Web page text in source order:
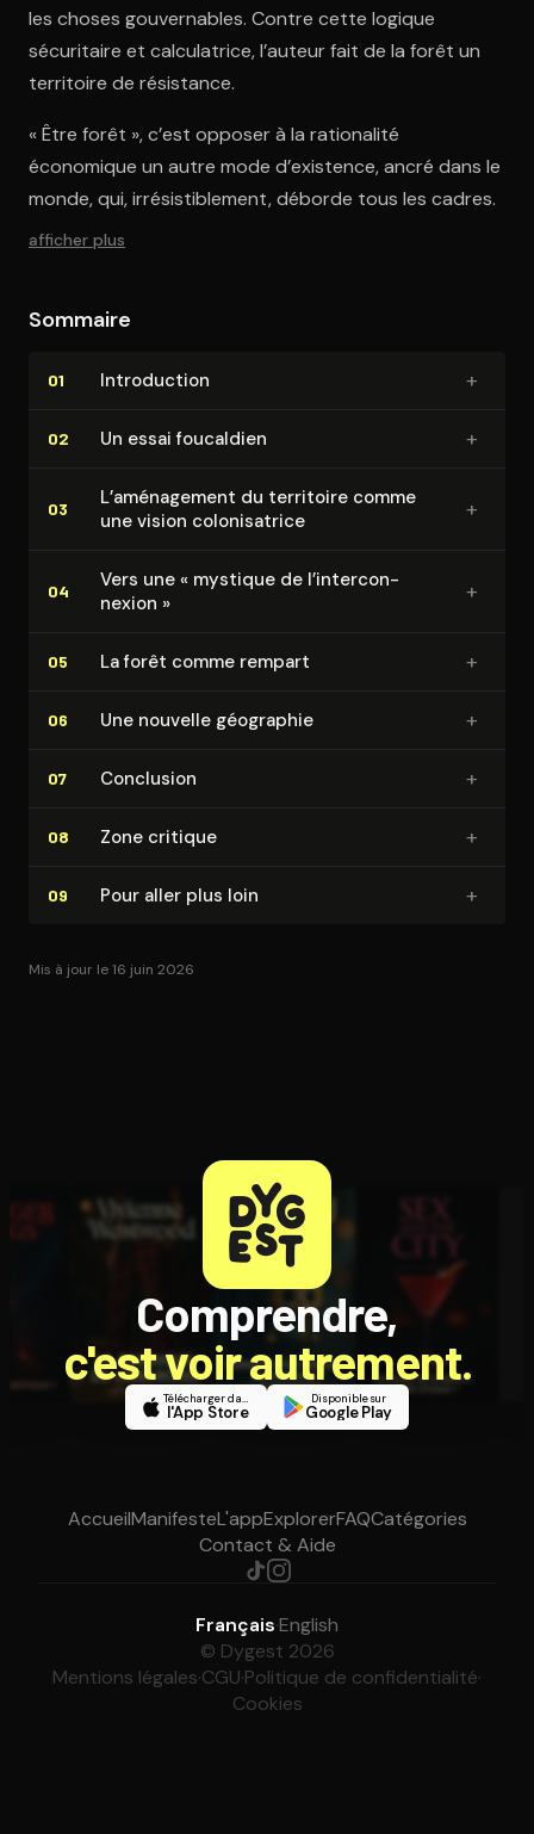
les choses gouvernables. Contre cette logique
sécuritaire et calculatrice, l’auteur fait de la forêt un
territoire de résistance.
« Être forêt », c’est opposer à la rationalité
économique un autre mode d’existence, ancré dans le
monde, qui, irrésistiblement, déborde tous les cadres.
afficher plus
Sommaire
01 In­tro­duc­tion +
02 Un essai foucaldien +
03
L’aménagement du territoire comme
une vision co­lo­ni­sa­trice
+
04
Vers une « mystique de l’in­ter­con­
nexion »
+
05 La forêt comme rempart +
06 Une nouvelle géographie +
07 Conclusion +
08 Zone critique +
09 Pour aller plus loin +
Mis à jour le 16 juin 2026
Comprendre,
c'est voir autrement.
Télécharger dans
l'App Store
Disponible sur
Google Play
AccueilManifesteL'appExplorerFAQCatégories
Contact & Aide
Français·English
© Dygest 2026
Mentions légales·CGU·Politique de confidentialité·
Cookies